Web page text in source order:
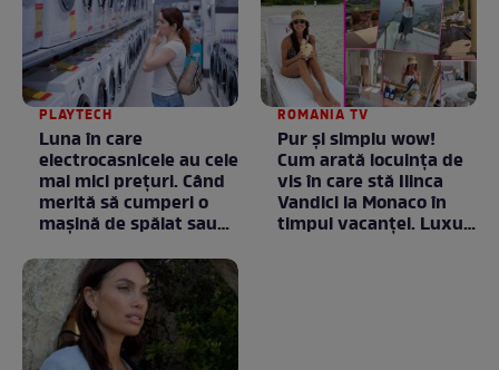
PLAYTECH
Luna în care
electrocasnicele au cele
mai mici prețuri. Când
merită să cumperi o
mașină de spălat sau
ROMANIA TV
Pur și simplu wow!
Cum arată locuința de
vis în care stă Ilinca
Vandici la Monaco în
timpul vacanței. Luxul